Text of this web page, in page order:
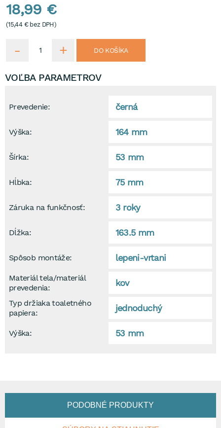
18,99 €
(15,44 €bez DPH)
DO KOŠÍKA
VOĽBA PARAMETROV
Prevedenie: černá
Výška: 164 mm
Šírka: 53 mm
Hĺbka: 75 mm
Záruka na funkčnosť: 3 roky
Dĺžka: 163.5 mm
Spôsob montáže: lepeni-vrtani
Materiál tela/materiál
prevedenia:
kov
Typ držiaka toaletného
papiera:
jednoduchý
Výška: 53 mm
PODOBNÉ PRODUKTY